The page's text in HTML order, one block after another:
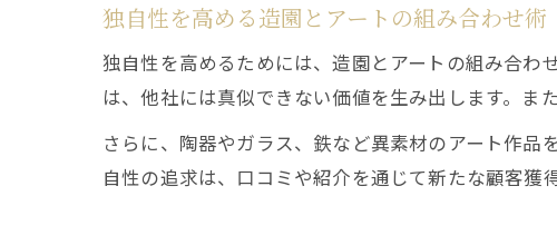
独自性を高める造園とアートの組み合わせ術
独自性を高めるためには、造園とアートの組み合
は、他社には真似できない価値を生み出します。ま
さらに、陶器やガラス、鉄など異素材のアート作
自性の追求は、口コミや紹介を通じて新たな顧客獲